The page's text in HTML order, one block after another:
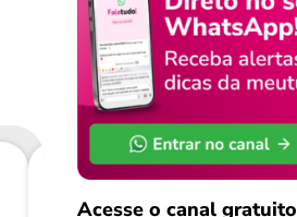
Acesse o canal gratuito